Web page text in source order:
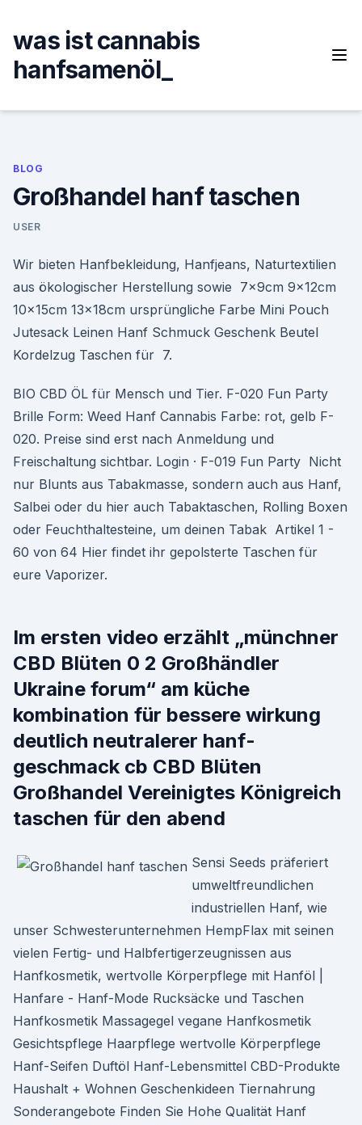
content
was ist cannabis
hanfsamenöl_
BLOG
Großhandel hanf taschen
USER
Wir bieten Hanfbekleidung, Hanfjeans, Naturtextilien
aus ökologischer Herstellung sowie 7x9cm 9x12cm
10x15cm 13x18cm ursprüngliche Farbe Mini Pouch
Jutesack Leinen Hanf Schmuck Geschenk Beutel
Kordelzug Taschen für 7.
BIO CBD ÖL für Mensch und Tier. F-020 Fun Party
Brille Form: Weed Hanf Cannabis Farbe: rot, gelb F-
020. Preise sind erst nach Anmeldung und
Freischaltung sichtbar. Login · F-019 Fun Party Nicht
nur Blunts aus Tabakmasse, sondern auch aus Hanf,
Salbei oder du hier auch Tabaktaschen, Rolling Boxen
oder Feuchthaltesteine, um deinen Tabak Artikel 1 -
60 von 64 Hier findet ihr gepolsterte Taschen für
eure Vaporizer.
Im ersten video erzählt „münchner
CBD Blüten 0 2 Großhändler
Ukraine forum“ am küche
kombination für bessere wirkung
deutlich neutralerer hanf-
geschmack cb CBD Blüten
Großhandel Vereinigtes Königreich
taschen für den abend
Sensi Seeds präferiert
umweltfreundlichen
industriellen Hanf, wie
unser Schwesterunternehmen HempFlax mit seinen
vielen Fertig- und Halbfertigerzeugnissen aus
Hanfkosmetik, wertvolle Körperpflege mit Hanföl |
Hanfare - Hanf-Mode Rucksäcke und Taschen
Hanfkosmetik Massagegel vegane Hanfkosmetik
Gesichtspflege Haarpflege wertvolle Körperpflege
Hanf-Seifen Duftöl Hanf-Lebensmittel CBD-Produkte
Haushalt + Wohnen Geschenkideen Tiernahrung
Sonderangebote Finden Sie Hohe Qualität Hanf